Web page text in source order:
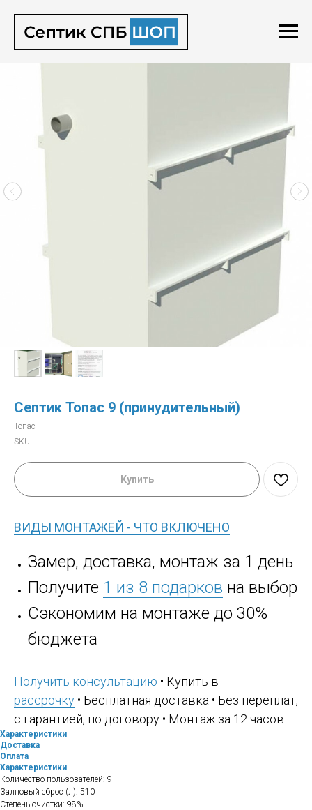
Септик Топас 9 (принудительный)
Топас
SKU:
Купить
ВИДЫ МОНТАЖЕЙ - ЧТО ВКЛЮЧЕНО
Замер, доставка, монтаж за 1 день
Получите 1 из 8 подарков на выбор
Сэкономим на монтаже до 30%
бюджета
Получить консультацию • Купить в
рассрочку • Бесплатная доставка • Без переплат,
с гарантией, по договору • Монтаж за 12 часов
Характеристики
Доставка
Оплата
Характеристики
Количество пользователей: 9
Залповый сброс (л): 510
Степень очистки: 98%